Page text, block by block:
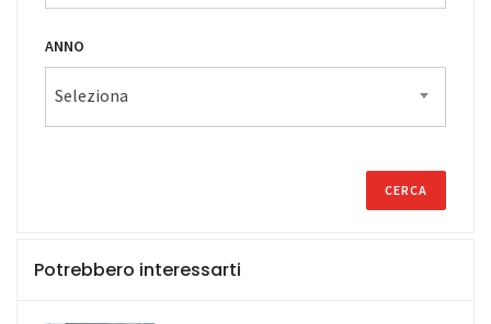
ANNO
Seleziona
Potrebbero interessarti